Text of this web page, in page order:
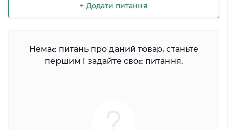
+ Додати питання
Немає питань про даний товар, станьте
першим і задайте своє питання.